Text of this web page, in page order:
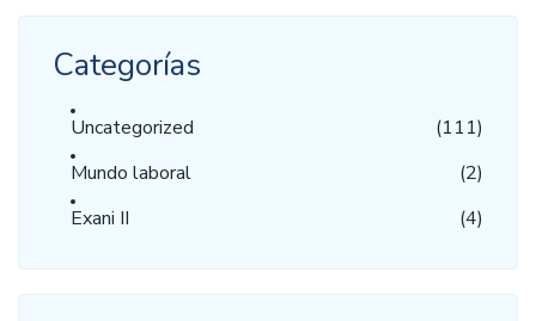
Categorías
Uncategorized
(111)
Mundo laboral
(2)
Exani II
(4)